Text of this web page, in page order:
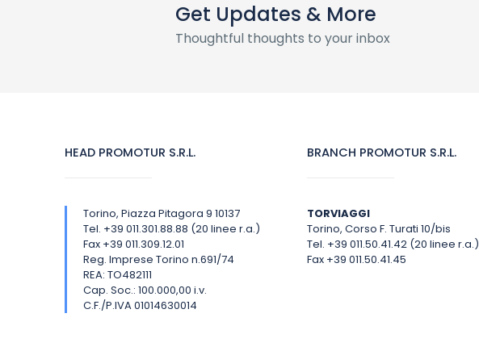
Get Updates & More
Thoughtful thoughts to your inbox
HEAD PROMOTUR S.R.L.
Torino, Piazza Pitagora 9 10137
Tel. +39 011.301.88.88 (20 linee r.a.)
Fax +39 011.309.12.01
Reg. Imprese Torino n.691/74
REA: TO482111
Cap. Soc.: 100.000,00 i.v.
C.F./P.IVA 01014630014
BRANCH PROMOTUR S.R.L.
TORVIAGGI
Torino, Corso F. Turati 10/bis
Tel. +39 011.50.41.42 (20 linee r.a.)
Fax +39 011.50.41.45